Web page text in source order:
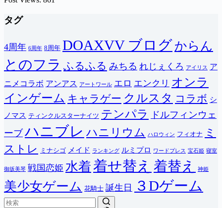
タグ
4周年 6周年 8周年 DOAXVV ブログからん
とのフラ ふるふる みちる れじぇくろ アイリス ア
ニメコラボ アンアス アートワール エロ エンクリ オンラ
インゲーム キャラゲー クルスタ コラボ シ
ノマス ティンクルスターナイツ テンパラ
ドルフィンウェ
ーブハニブレ ハニリウム ハロウィン フィオナ
ミ
ストレ
ミナシゴ メイド ランキング ルミプロ ワードプレス 宝石姫 寝室
御坂美琴 戦国恋姫 水着着せ替え 着替え 神姫
美少女ゲーム 花騎士 誕生日 ３Dゲーム